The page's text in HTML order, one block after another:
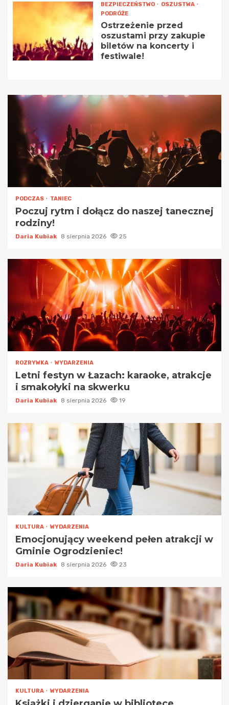
BEZPIECZEŃSTWO
OSZUSTWA
PODRÓŻE
Ostrzeżenie przed
oszustami przy zakupie
biletów na koncerty i
festiwale!
PODCZAS TANIEC
Poczuj rytm i dołącz do naszej tanecznej
rodziny!
Daria Kubiak 8 sierpnia 2026 25
ROZRYWKA WYDARZENIA
Letni festyn w Łazach: karaoke, atrakcje
i smakołyki na skwerku
Daria Kubiak 8 sierpnia 2026 19
KULTURA WYDARZENIA
Emocjonujący weekend pełen atrakcji w
Gminie Ogrodzieniec!
Daria Kubiak 8 sierpnia 2026 23
KULTURA WYDARZENIA